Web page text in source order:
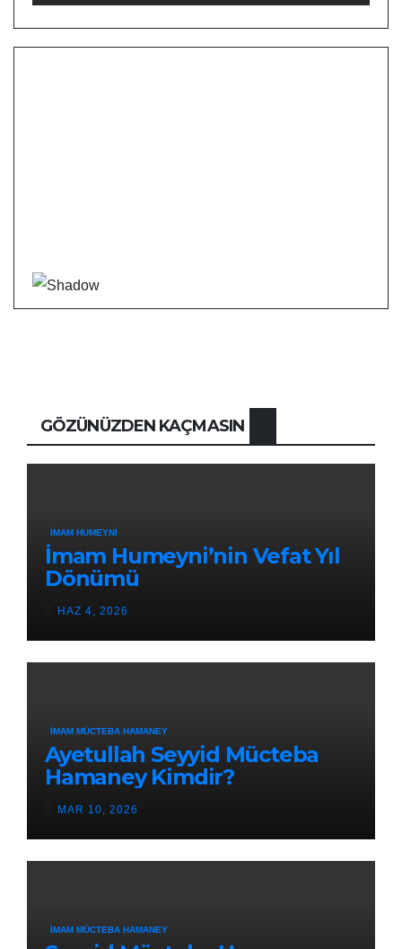
GÖZÜNÜZDEN KAÇMASIN
İMAM HUMEYNI
İmam Humeyni’nin Vefat Yıl
Dönümü
HAZ 4, 2026
İMAM MÜCTEBA HAMANEY
Ayetullah Seyyid Mücteba
Hamaney Kimdir?
MAR 10, 2026
İMAM MÜCTEBA HAMANEY